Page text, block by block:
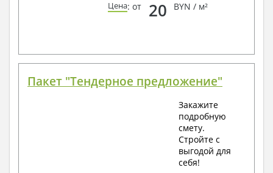
Цена: от 20 BYN / м²
Пакет "Тендерное предложение"
Закажите
подробную
смету.
Стройте с
выгодой для
себя!